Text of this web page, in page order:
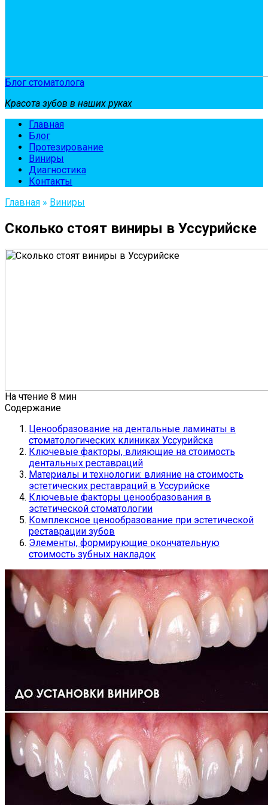
Блог стоматолога
Красота зубов в наших руках
Главная
Блог
Протезирование
Виниры
Диагностика
Контакты
Главная » Виниры
Сколько стоят виниры в Уссурийске
На чтение 8 мин
Содержание
Ценообразование на дентальные ламинаты в
стоматологических клиниках Уссурийска
Ключевые факторы, влияющие на стоимость
дентальных реставраций
Материалы и технологии: влияние на стоимость
эстетических реставраций в Уссурийске
Ключевые факторы ценообразования в
эстетической стоматологии
Комплексное ценообразование при эстетической
реставрации зубов
Элементы, формирующие окончательную
стоимость зубных накладок